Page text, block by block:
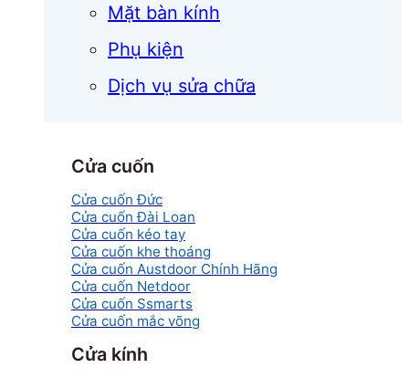
Mặt bàn kính
Phụ kiện
Dịch vụ sửa chữa
Cửa cuốn
Cửa cuốn Đức
Cửa cuốn Đài Loan
Cửa cuốn kéo tay
Cửa cuốn khe thoáng
Cửa cuốn Austdoor Chính Hãng
Cửa cuốn Netdoor
Cửa cuốn Ssmarts
Cửa cuốn mắc võng
Cửa kính